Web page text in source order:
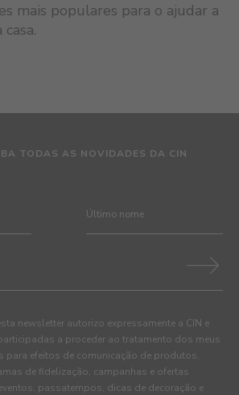
mais populares para o ajudar a
TODAS AS NOVIDADES DA CIN
newsletter autorizo expressamente a CIN e
a proceder ao tratamento dos meus
para efeitos de comunicação de produtos,
de fidelização, campanhas e ofertas
passatempos, dicas de decoração e